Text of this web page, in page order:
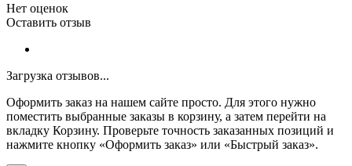
Нет оценок
Оставить отзыв
Загрузка отзывов...
Оформить заказ на нашем сайте просто. Для этого нужно
поместить выбранные заказы в корзину, а затем перейти на
вкладку Корзину. Проверьте точность заказанных позиций и
нажмите кнопку «Оформить заказ» или «Быстрый заказ».